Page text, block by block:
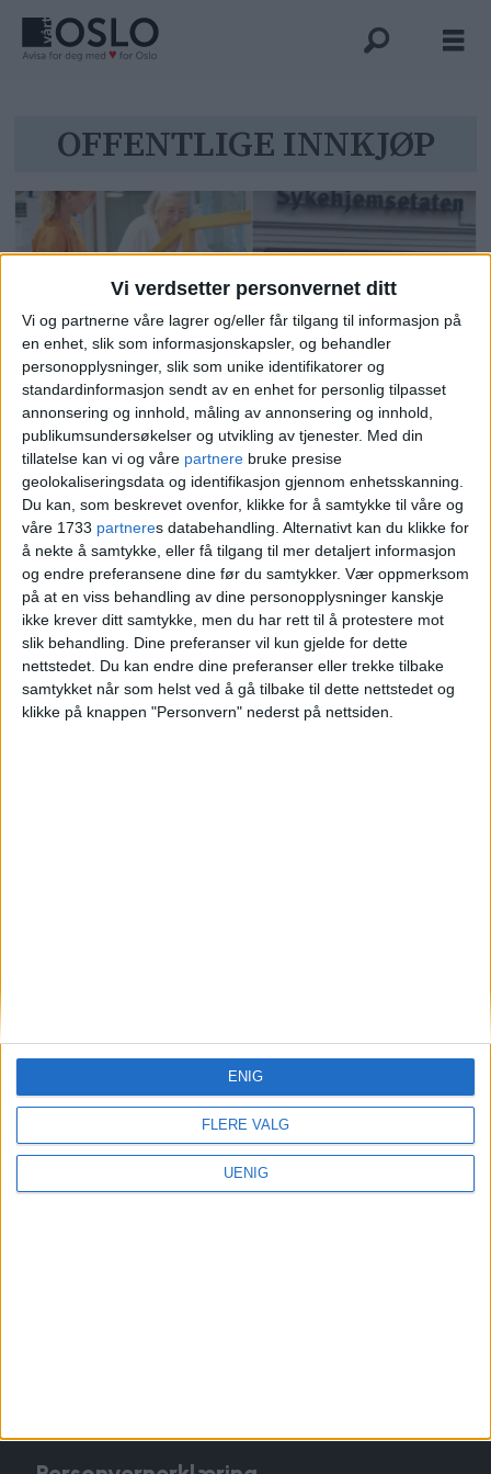
Vi verdsetter personvernet ditt
Vi og partnerne våre lagrer og/eller får tilgang til informasjon på
en enhet, slik som informasjonskapsler, og behandler
personopplysninger, slik som unike identifikatorer og
standardinformasjon sendt av en enhet for personlig tilpasset
annonsering og innhold, måling av annonsering og innhold,
publikumsundersøkelser og utvikling av tjenester. Med din
tillatelse kan vi og våre partnere bruke presise
geolokaliseringsdata og identifikasjon gjennom enhetsskanning.
Du kan, som beskrevet ovenfor, klikke for å samtykke til våre og
våre 1733 partneres databehandling. Alternativt kan du klikke for
å nekte å samtykke, eller få tilgang til mer detaljert informasjon
og endre preferansene dine før du samtykker. Vær oppmerksom
på at en viss behandling av dine personopplysninger kanskje
ikke krever ditt samtykke, men du har rett til å protestere mot
slik behandling. Dine preferanser vil kun gjelde for dette
nettstedet. Du kan endre dine preferanser eller trekke tilbake
samtykket når som helst ved å gå tilbake til dette nettstedet og
klikke på knappen "Personvern" nederst på nettsiden.
FLERE VALG
UENIG
ENIG
Tag:
offentlige
innkjøp
OFFENTLIGE INNKJØP
Sykehjemsetaten: Brøt loven ved
tre av fire undersøkte innkjøp
tips@vartoslo.no
ABONNEMENT
abonnement@vartoslo.no